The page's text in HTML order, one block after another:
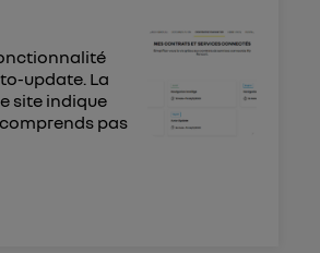
update. La
site indique
pas